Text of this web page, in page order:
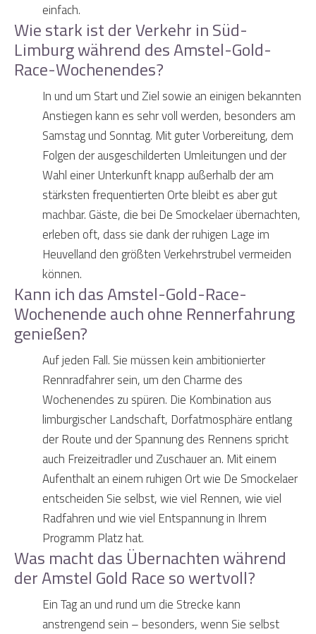
einfach.
Wie stark ist der Verkehr in Süd-
Limburg während des Amstel-Gold-
Race-Wochenendes?
In und um Start und Ziel sowie an einigen bekannten
Anstiegen kann es sehr voll werden, besonders am
Samstag und Sonntag. Mit guter Vorbereitung, dem
Folgen der ausgeschilderten Umleitungen und der
Wahl einer Unterkunft knapp außerhalb der am
stärksten frequentierten Orte bleibt es aber gut
machbar. Gäste, die bei De Smockelaer übernachten,
erleben oft, dass sie dank der ruhigen Lage im
Heuvelland den größten Verkehrstrubel vermeiden
können.
Kann ich das Amstel-Gold-Race-
Wochenende auch ohne Rennerfahrung
genießen?
Auf jeden Fall. Sie müssen kein ambitionierter
Rennradfahrer sein, um den Charme des
Wochenendes zu spüren. Die Kombination aus
limburgischer Landschaft, Dorfatmosphäre entlang
der Route und der Spannung des Rennens spricht
auch Freizeitradler und Zuschauer an. Mit einem
Aufenthalt an einem ruhigen Ort wie De Smockelaer
entscheiden Sie selbst, wie viel Rennen, wie viel
Radfahren und wie viel Entspannung in Ihrem
Programm Platz hat.
Was macht das Übernachten während
der Amstel Gold Race so wertvoll?
Ein Tag an und rund um die Strecke kann
anstrengend sein – besonders, wenn Sie selbst